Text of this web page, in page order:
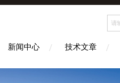
新闻中心 技术文章